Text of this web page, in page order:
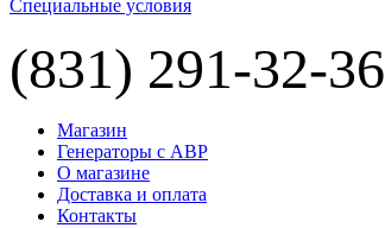
Специальные условия
(831) 291-32-36
Магазин
Генераторы с АВР
О магазине
Доставка и оплата
Контакты